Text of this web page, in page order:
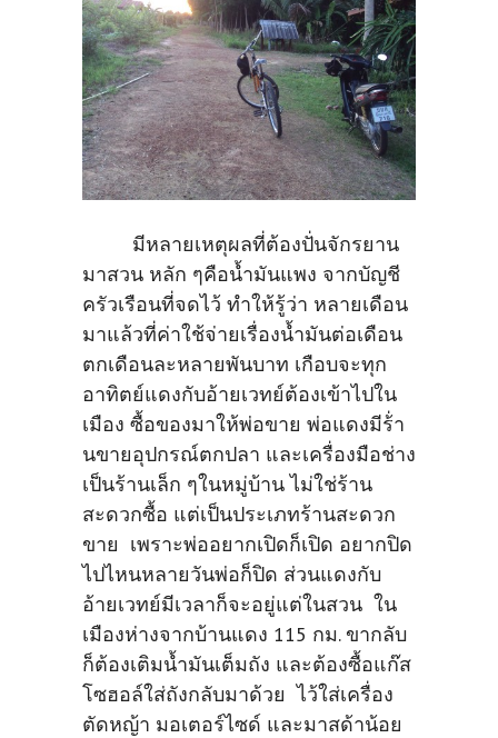
มีหลายเหตุผลที่ต้องปั่นจักรยาน
มาสวน หลัก ๆคือน้ำมันแพง จากบัญชี
ครัวเรือนที่จดไว้ ทำให้รู้ว่า หลายเดือน
มาแล้วที่ค่าใช้จ่ายเรื่องน้ำมันต่อเดือน
ตกเดือนละหลายพันบาท เกือบจะทุก
อาทิตย์แดงกับอ้ายเวทย์ต้องเข้าไปใน
เมือง ซื้อของมาให้พ่อขาย พ่อแดงมีร้่า
นขายอุปกรณ์ตกปลา และเครื่องมือช่าง
เป็นร้านเล็ก ๆในหมู่บ้าน ไม่ใช่ร้าน
สะดวกซื้อ แต่เป็นประเภทร้านสะดวก
ขาย เพราะพ่ออยากเปิดก็เปิด อยากปิด
ไปไหนหลายวันพ่อก็ปิด ส่วนแดงกับ
อ้ายเวทย์มีเวลาก็จะอยู่แต่ในสวน ใน
เมืองห่างจากบ้านแดง 115 กม. ขากลับ
ก็ต้องเติมน้ำมันเต็มถัง และต้องซื้อแก๊ส
โซฮอล์ใส่ถังกลับมาด้วย ไว้ใส่เครื่อง
ตัดหญ้า มอเตอร์ไซด์ และมาสด้าน้อย